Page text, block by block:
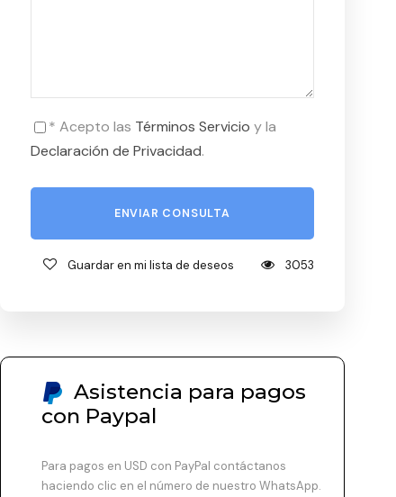
* Acepto las Términos Servicio y la
Declaración de Privacidad.
Guardar en mi lista de deseos 3053
Asistencia para pagos
con Paypal
Para pagos en USD con PayPal contáctanos
haciendo clic en el número de nuestro WhatsApp.